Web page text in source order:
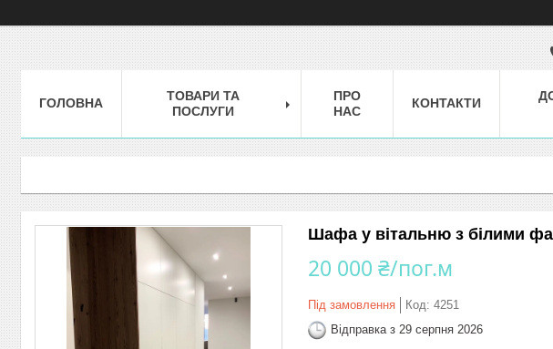
ГОЛОВНА
ТОВАРИ ТА
ПОСЛУГИ
ПРО
НАС
КОНТАКТИ
Шафа у вітальню з білими
20 000 ₴/пог.м
Під замовлення Код: 4251
Відправка з 29 серпня 2026